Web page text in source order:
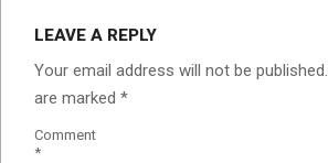
LEAVE A REPLY
Your email address will not be published.
are marked *
Comment
*